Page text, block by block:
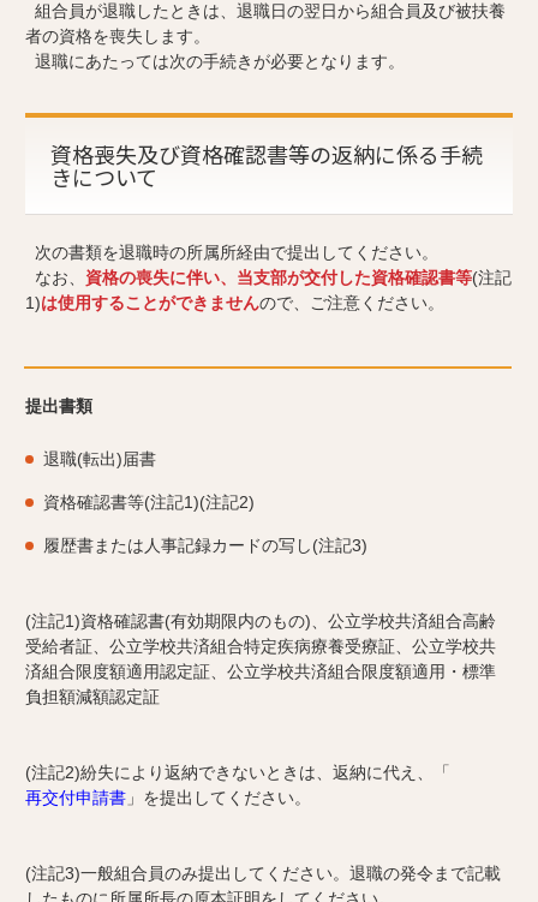
組合員が退職したときは、退職日の翌日から組合員及び被扶養
者の資格を喪失します。
退職にあたっては次の手続きが必要となります。
資格喪失及び資格確認書等の返納に係る手続
きについて
次の書類を退職時の所属所経由で提出してください。
なお、 資格の喪失に伴い、当支部が交付した資格確認書等(注記
1)は使用することができませんので、ご注意ください。
提出書類
退職(転出)届書
資格確認書等(注記1)(注記2)
履歴書または人事記録カードの写し(注記3)
(注記1)資格確認書(有効期限内のもの)、公立学校共済組合高齢
受給者証、公立学校共済組合特定疾病療養受療証、公立学校共
済組合限度額適用認定証、公立学校共済組合限度額適用・標準
負担額減額認定証
(注記2)紛失により返納できないときは、返納に代え、「
再交付申請書 」を提出してください。
(注記3)一般組合員のみ提出してください。退職の発令まで記載